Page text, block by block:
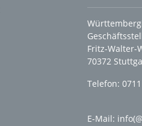
Fritz-Walter-
70372
Telefon:
E-Mail: